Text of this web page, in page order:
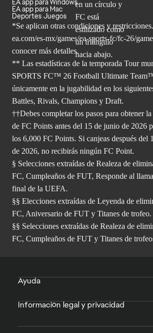
EA app para Windows
EA app para Mac
Deportes Juegos
*Se aplican otras condiciones y
ea.com/es-mx/games/ea-sports-fc/fc-26/
conocer más detalles.
** Las estadísticas de la temporada Tour
SPORTS FC™ 26 Football Ultimate
únicamente en la jugabilidad en los
Battles, Rivals, Champions y Draft.
††Debes completar los pasos para obtener
de FC Points antes del 15 de junio de 2026
los 6,000 FC Points. Si canjeas después del
de 2026, no recibirás ningún FC Point.
§ Selecciones extraídas de Realeza de
FC, Cumpleaños de FUT, Responde al
final de la UEFA.
§§ Elecciones extraídas de Leyenda de
FC, Aniversario de FUT y Titanes de trofeo.
§§ Selecciones extraídas de Realeza de
FC, Cumpleaños de FUT y Titanes de
Ayuda
Información legal y privacidad